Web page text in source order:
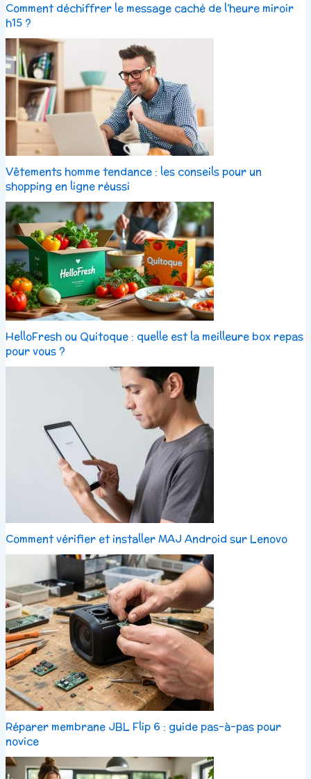
Comment déchiffrer le message caché de l’heure miroir
h15 ?
Vêtements homme tendance : les conseils pour un
shopping en ligne réussi
HelloFresh ou Quitoque : quelle est la meilleure box repas
pour vous ?
Comment vérifier et installer MAJ Android sur Lenovo
Réparer membrane JBL Flip 6 : guide pas-à-pas pour
novice